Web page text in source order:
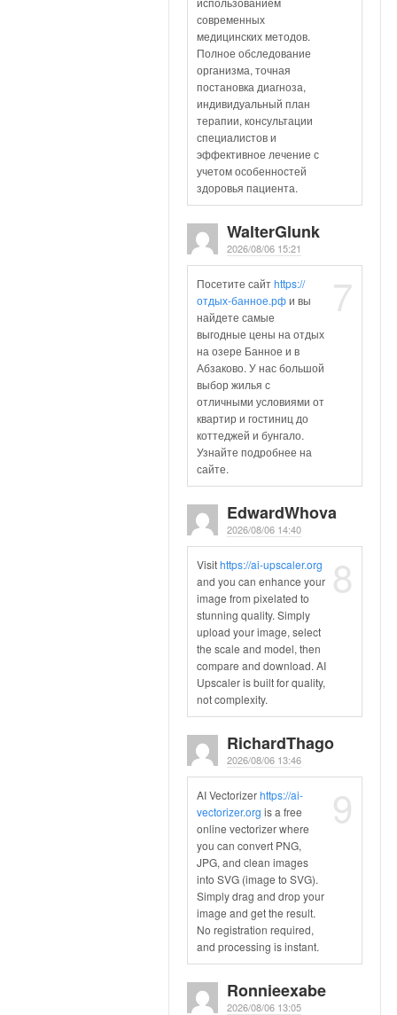
современных
медицинских методов.
Полное обследование
организма, точная
постановка диагноза,
индивидуальный план
терапии, консультации
специалистов и
эффективное лечение с
учетом особенностей
здоровья пациента.
WalterGlunk
2026/08/06 15:21
7
Посетите сайтhttps://
отдых-банное.рфи вы
найдете самые
выгодные цены на отдых
на озере Банное и в
Абзаково. У нас большой
выбор жилья с
отличными условиями от
квартир и гостиниц до
коттеджей и бунгало.
Узнайте подробнее на
сайте.
EdwardWhova
2026/08/06 14:40
8
Visithttps://ai-upscaler.org
and you can enhance your
image from pixelated to
stunning quality. Simply
upload your image, select
the scale and model, then
compare and download. AI
Upscaler is built for quality,
not complexity.
RichardThago
2026/08/06 13:46
9
AI Vectorizerhttps://ai-
vectorizer.org is a free
online vectorizer where
you can convert PNG,
JPG, and clean images
into SVG (image to SVG).
Simply drag and drop your
image and get the result.
No registration required,
and processing is instant.
Ronnieexabe
2026/08/06 13:05